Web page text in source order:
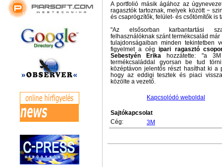
A portfolió másik ágához az
ragasztók tartoznak, melyek között −
és csaprögzítők, felület- és csőtömítők is
"Az elsősorban karbantartási
felhasználóknak szánt termékcsalád
tulajdonságaiban minden tekintetben
figyelmet a cégipari ragasztó
Sebestyén Erika hozzátette: "a
termékcsaláddal gyorsan be tud
középtávon jelentős részt hasíthat ki a
hogy az eddigi tesztek és piaci
közölte a vezető.
Kapcsolódó weboldal
Sajtókapcsolat
Cég:
3M